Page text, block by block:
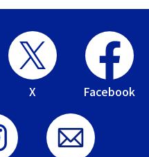
X Facebook